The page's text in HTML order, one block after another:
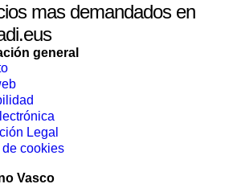
mas demandados en
general
Legal
de cookies
Vasco